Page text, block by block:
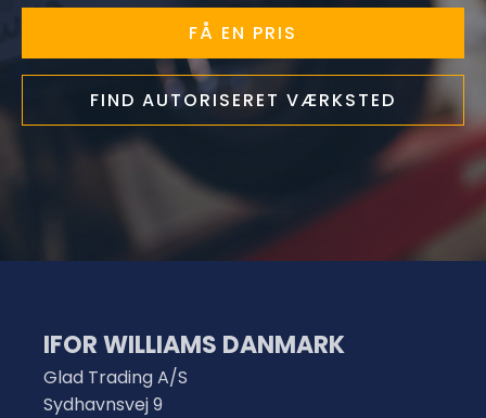
FÅ EN PRIS
FIND AUTORISERET VÆRKSTED
IFOR WILLIAMS DANMARK
Glad Trading A/S
Sydhavnsvej 9